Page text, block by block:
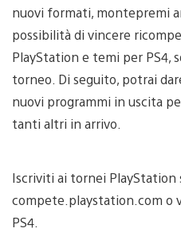
nuovi formati, montepremi
possibilità di vincere
PlayStation e temi per PS4,
torneo. Di seguito, potrai
nuovi programmi in uscita
tanti altri in arrivo.
Iscriviti ai tornei PlayStation
compete.playstation.com o
PS4.